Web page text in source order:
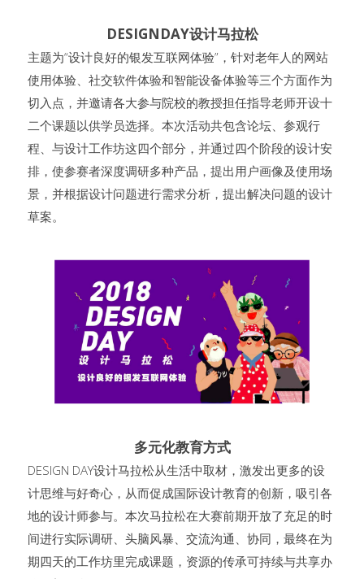
DESIGNDAY设计马拉松
主题为“设计良好的银发互联网体验”，针对老年人的网站
使用体验、社交软件体验和智能设备体验等三个方面作为
切入点，并邀请各大参与院校的教授担任指导老师开设十
二个课题以供学员选择。本次活动共包含论坛、参观行
程、与设计工作坊这四个部分，并通过四个阶段的设计安
排，使参赛者深度调研多种产品，提出用户画像及使用场
景，并根据设计问题进行需求分析，提出解决问题的设计
草案。
多元化教育方式
DESIGN DAY设计马拉松从生活中取材，激发出更多的设
计思维与好奇心，从而促成国际设计教育的创新，吸引各
地的设计师参与。本次马拉松在大赛前期开放了充足的时
间进行实际调研、头脑风暴、交流沟通、协同，最终在为
期四天的工作坊里完成课题，资源的传承可持续与共享办